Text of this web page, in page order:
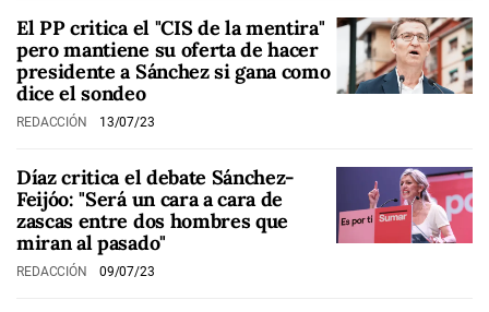
El PP critica el "CIS de la mentira"
pero mantiene su oferta de hacer
presidente a Sánchez si gana como
dice el sondeo
REDACCIÓN 13/07/23
Díaz critica el debate Sánchez-
Feijóo: "Será un cara a cara de
zascas entre dos hombres que
miran al pasado"
REDACCIÓN 09/07/23